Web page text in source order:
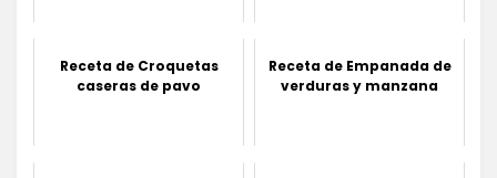
Receta de Croquetas
caseras de pavo
Receta de Empanada de
verduras y manzana